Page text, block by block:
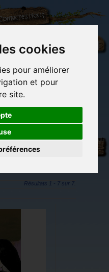
cookies
pour améliorer
et pour
site.
Contactez-nous
Activités
détente et jeux
Objets déco et
Résultats 1 - 7 sur 7.